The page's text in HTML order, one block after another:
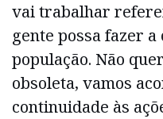
vai trabalhar
gente possa fazer
população. Não
obsoleta, vamos
continuidade às